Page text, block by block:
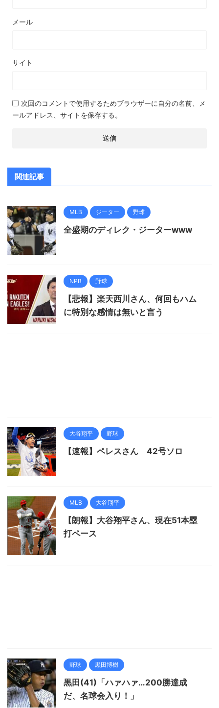
メール
サイト
次回のコメントで使用するためブラウザーに自分の名前、メ
ールアドレス、サイトを保存する。
関連記事
MLB ジーター 野球
全盛期のディレク・ジーターwww
NPB 野球
【悲報】楽天西川さん、何回もハム
に特別な感情は無いと言う
大谷翔平 野球
【速報】ペレスさん 42号ソロ
MLB 大谷翔平
【朗報】大谷翔平さん、現在51本塁
打ペース
野球 黒田博樹
黒田(41)「ハァハァ…200勝達成
だ、名球会入り！」